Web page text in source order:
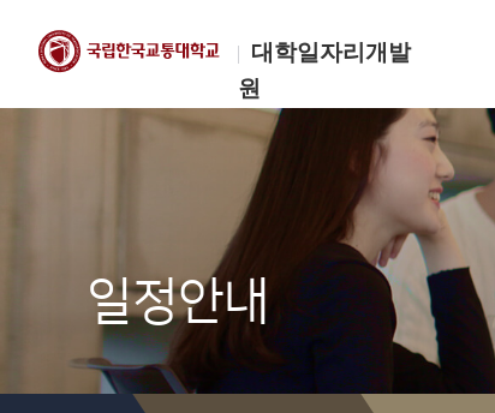
대학일자리개발
원
한국교통대학교
대학일자리개발원
일정안내